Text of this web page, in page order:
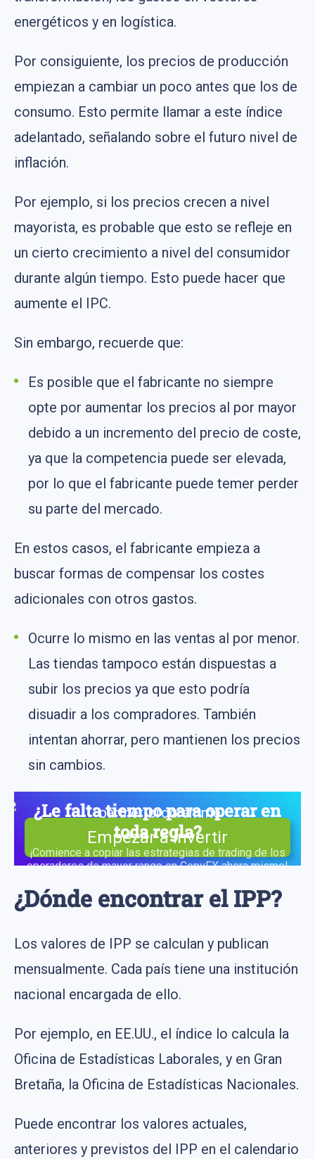
energéticos y en logística.
Por consiguiente, los precios de producción
empiezan a cambiar un poco antes que los de
consumo. Esto permite llamar a este índice
adelantado, señalando sobre el futuro nivel de
inflación.
Por ejemplo, si los precios crecen a nivel
mayorista, es probable que esto se refleje en
un cierto crecimiento a nivel del consumidor
durante algún tiempo. Esto puede hacer que
aumente el IPC.
Sin embargo, recuerde que:
Es posible que el fabricante no siempre
opte por aumentar los precios al por mayor
debido a un incremento del precio de coste,
ya que la competencia puede ser elevada,
por lo que el fabricante puede temer perder
su parte del mercado.
En estos casos, el fabricante empieza a
buscar formas de compensar los costes
adicionales con otros gastos.
Ocurre lo mismo en las ventas al por menor.
Las tiendas tampoco están dispuestas a
subir los precios ya que esto podría
disuadir a los compradores. También
intentan ahorrar, pero mantienen los precios
sin cambios.
¿Le falta tiempo para operar en
toda regla?
¡Comience a copiar las estrategias de trading de los
operadores de mayor rango en CopyFX ahora mismo!
Empezar a invertir
¿Dónde encontrar el IPP?
Los valores de IPP se calculan y publican
mensualmente. Cada país tiene una institución
nacional encargada de ello.
Por ejemplo, en EE.UU., el índice lo calcula la
Oficina de Estadísticas Laborales, y en Gran
Bretaña, la Oficina de Estadísticas Nacionales.
Puede encontrar los valores actuales,
anteriores y previstos del IPP en el calendario